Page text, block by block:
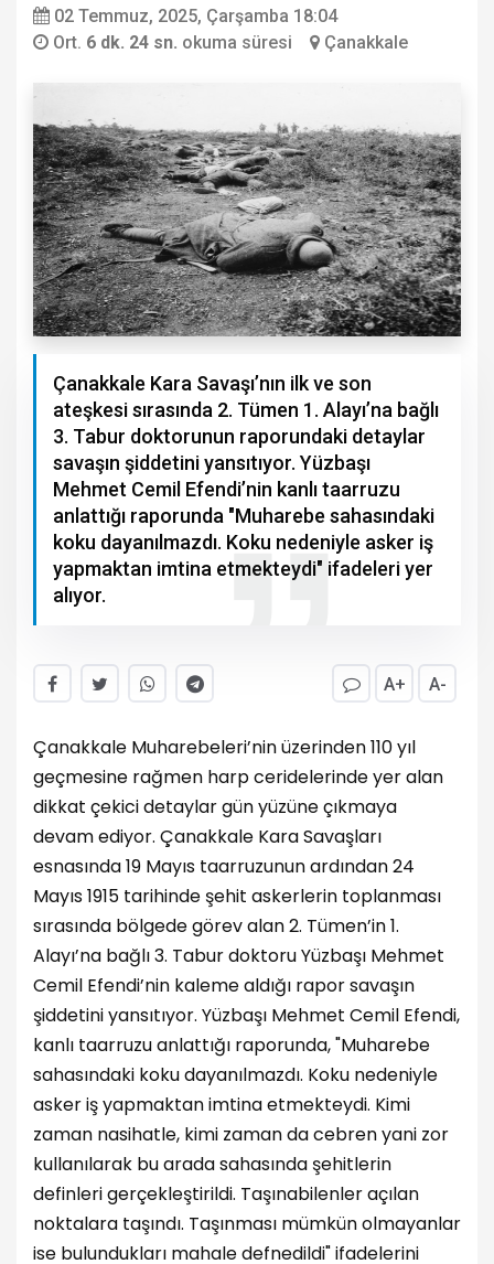
02 Temmuz, 2025, Çarşamba 18:04
Ort. 6 dk. 24 sn. okuma süresi Çanakkale
Çanakkale Kara Savaşı’nın ilk ve son
ateşkesi sırasında 2. Tümen 1. Alayı’na bağlı
3. Tabur doktorunun raporundaki detaylar
savaşın şiddetini yansıtıyor. Yüzbaşı
Mehmet Cemil Efendi’nin kanlı taarruzu
anlattığı raporunda "Muharebe sahasındaki
koku dayanılmazdı. Koku nedeniyle asker iş
yapmaktan imtina etmekteydi" ifadeleri yer
alıyor.
A+ A-
Çanakkale Muharebeleri’nin üzerinden 110 yıl
geçmesine rağmen harp ceridelerinde yer alan
dikkat çekici detaylar gün yüzüne çıkmaya
devam ediyor. Çanakkale Kara Savaşları
esnasında 19 Mayıs taarruzunun ardından 24
Mayıs 1915 tarihinde şehit askerlerin toplanması
sırasında bölgede görev alan 2. Tümen’in 1.
Alayı’na bağlı 3. Tabur doktoru Yüzbaşı Mehmet
Cemil Efendi’nin kaleme aldığı rapor savaşın
şiddetini yansıtıyor. Yüzbaşı Mehmet Cemil Efendi,
kanlı taarruzu anlattığı raporunda, "Muharebe
sahasındaki koku dayanılmazdı. Koku nedeniyle
asker iş yapmaktan imtina etmekteydi. Kimi
zaman nasihatle, kimi zaman da cebren yani zor
kullanılarak bu arada sahasında şehitlerin
definleri gerçekleştirildi. Taşınabilenler açılan
noktalara taşındı. Taşınması mümkün olmayanlar
ise bulundukları mahale defnedildi" ifadelerini